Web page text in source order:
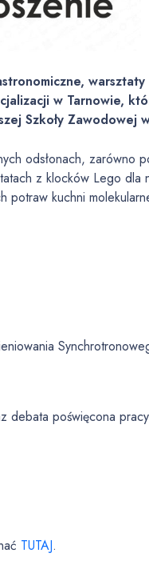
w Tarnowie,
Szkoły Zawodowej
odsłonach, zarówno
z klocków Lego dla
potraw kuchni
debata poświęcona
TUTAJ.